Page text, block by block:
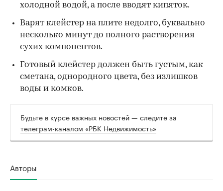
холодной водой, а после вводят кипяток.
Варят клейстер на плите недолго, буквально
несколько минут до полного растворения
сухих компонентов.
Готовый клейстер должен быть густым, как
сметана, однородного цвета, без излишков
воды и комков.
Будьте в курсе важных новостей — следите за
телеграм-каналом «РБК Недвижимость»
Авторы